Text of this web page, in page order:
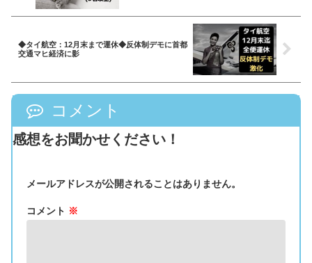
◆タイ航空：12月末まで運休◆反体制デモに首都
交通マヒ経済に影
コメント
感想をお聞かせください！
メールアドレスが公開されることはありません。
コメント ※